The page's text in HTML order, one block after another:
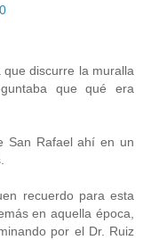
discurre la muralla
que qué era
San Rafael ahí en un
recuerdo para esta
en aquella época,
por el Dr. Ruiz